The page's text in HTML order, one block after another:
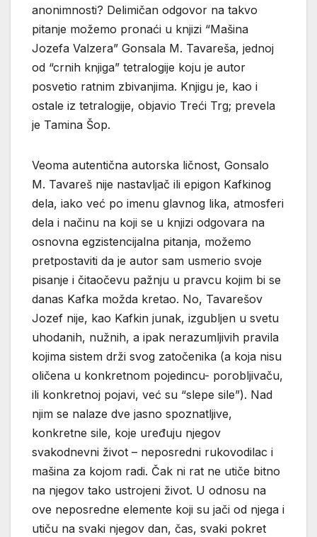
anonimnosti? Delimičan odgovor na takvo
pitanje možemo pronaći u knjizi “Mašina
Jozefa Valzera” Gonsala M. Tavareša, jednoj
od “crnih knjiga” tetralogije koju je autor
posvetio ratnim zbivanjima. Knjigu je, kao i
ostale iz tetralogije, objavio Treći Trg; prevela
je Tamina Šop.
Veoma autentična autorska ličnost, Gonsalo
M. Tavareš nije nastavljač ili epigon Kafkinog
dela, iako već po imenu glavnog lika, atmosferi
dela i načinu na koji se u knjizi odgovara na
osnovna egzistencijalna pitanja, možemo
pretpostaviti da je autor sam usmerio svoje
pisanje i čitaočevu pažnju u pravcu kojim bi se
danas Kafka možda kretao. No, Tavarešov
Jozef nije, kao Kafkin junak, izgubljen u svetu
uhodanih, nužnih, a ipak nerazumljivih pravila
kojima sistem drži svog zatočenika (a koja nisu
oličena u konkretnom pojedincu- porobljivaču,
ili konkretnoj pojavi, već su “slepe sile”). Nad
njim se nalaze dve jasno spoznatljive,
konkretne sile, koje uređuju njegov
svakodnevni život – neposredni rukovodilac i
mašina za kojom radi. Čak ni rat ne utiče bitno
na njegov tako ustrojeni život. U odnosu na
ove neposredne elemente koji su jači od njega i
utiču na svaki njegov dan, čas, svaki pokret